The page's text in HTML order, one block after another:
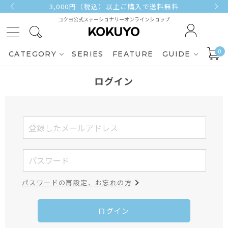
3,000円（税込）以上ご購入で送料無料
コクヨ公式ステーショナリーオンラインショップ
CATEGORY SERIES FEATURE GUIDE 0
ログイン
パスワードの再設定、お忘れの方
ログイン